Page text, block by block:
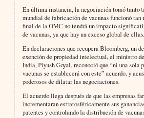
En última instancia, la negociación tomó tanto
mundial de fabricación de vacunas funcionó tan
final de la OMC no tendrá un impacto
de vacunas, ya que hay un exceso global de ellas.
En declaraciones que recupera Bloomberg, un
exención de propiedad intelectual, el ministro
India, Piyush Goyal, reconoció que “ni una sola
vacunas se establecerá con este” acuerdo, y
poderosos de dilatar las negociaciones.
El acuerdo llega después de que las empresas
incrementaran estratosféricamente sus
patentes y controlando la distribución de